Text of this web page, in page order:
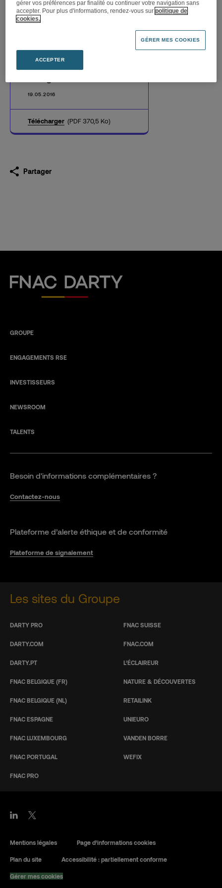
NAO avec l’ouverture du
nouvel espace cuisine Darty
19.05.2016
Télécharger (PDF 370,5 Ko)
Partager
Fnac Darty
GROUPE
ENGAGEMENTS RSE
INVESTISSEURS
NEWSROOM
TALENTS
Besoin d'informations complémentaires ?
Contactez-nous
Plateforme d’alerte éthique et de conformité
Plateforme de signalement
Les sites du Groupe
DARTY PRO
DARTY.COM
DARTY.PT
FNAC BELGIQUE (FR)
FNAC BELGIQUE (NL)
FNAC ESPAGNE
FNAC LUXEMBOURG
FNAC PORTUGAL
FNAC PRO
FNAC SUISSE
FNAC.COM
L’ÉCLAIREUR
NATURE & DÉCOUVERTES
RETAILINK
UNIEURO
VANDEN BORRE
WEFIX
Mentions légales Page d’informations cookies
Plan du site Accessibilité : partiellement conforme
Gérer mes cookies
gérer vos préférences par finalité ou continuer votre navigation sans
accepter. Pour plus d'informations, rendez-vous surpolitique de
cookies.
GÉRER MES COOKIES
ACCEPTER